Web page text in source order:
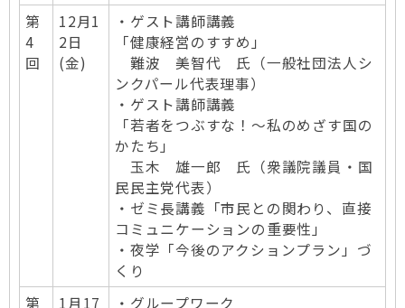
第
4
回
12月1
2日
(金)
・ゲスト講師講義
「健康経営のすすめ」
難波 美智代 氏（一般社団法人シ
ンクパール代表理事）
・ゲスト講師講義
「若者をつぶすな！～私のめざす国の
かたち」
玉木 雄一郎 氏（衆議院議員・国
民民主党代表）
・ゼミ長講義「市民との関わり、直接
コミュニケーションの重要性」
・夜学「今後のアクションプラン」づ
くり
第
1月17 ・グループワーク